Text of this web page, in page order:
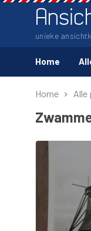
unieke
Home
Home Alle